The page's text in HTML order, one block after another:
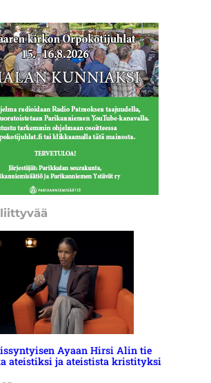
Ayaan Hirsi Alin tie
ateistiksi ja ateistista kristityksi